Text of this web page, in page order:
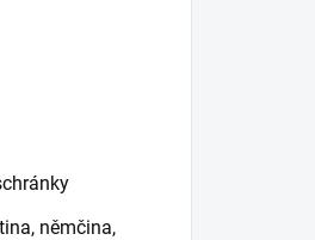
němčina,